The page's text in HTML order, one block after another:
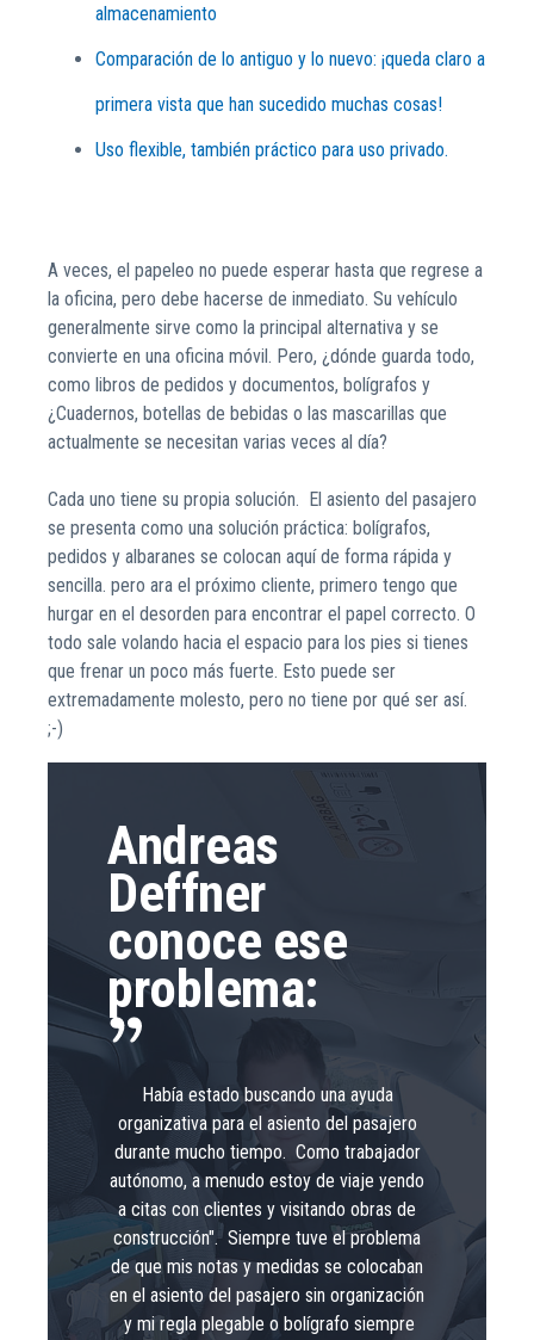
almacenamiento
Comparación de lo antiguo y lo nuevo: ¡queda claro a
primera vista que han sucedido muchas cosas!
Uso flexible, también práctico para uso privado.
A veces, el papeleo no puede esperar hasta que regrese a
la oficina, pero debe hacerse de inmediato. Su vehículo
generalmente sirve como la principal alternativa y se
convierte en una oficina móvil. Pero, ¿dónde guarda todo,
como libros de pedidos y documentos, bolígrafos y
¿Cuadernos, botellas de bebidas o las mascarillas que
actualmente se necesitan varias veces al día?
Cada uno tiene su propia solución. El asiento del pasajero
se presenta como una solución práctica: bolígrafos,
pedidos y albaranes se colocan aquí de forma rápida y
sencilla. pero ara el próximo cliente, primero tengo que
hurgar en el desorden para encontrar el papel correcto. O
todo sale volando hacia el espacio para los pies si tienes
que frenar un poco más fuerte. Esto puede ser
extremadamente molesto, pero no tiene por qué ser así.
;-)
Andreas
Deffner
conoce ese
problema:
Había estado buscando una ayuda
organizativa para el asiento del pasajero
durante mucho tiempo. Como trabajador
autónomo, a menudo estoy de viaje yendo
a citas con clientes y visitando obras de
construcción". Siempre tuve el problema
de que mis notas y medidas se colocaban
en el asiento del pasajero sin organización
y mi regla plegable o bolígrafo siempre